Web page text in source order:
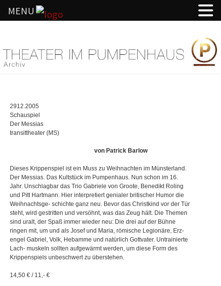
Inhalt
2912.2005
Schauspiel
Der Messias
transittheater (MS)
von Patrick Barlow
Dieses Krippenspiel ist ein Muss zu Weihnachten im Münsterland.
Der Messias. Das Kultstück im Pumpenhaus. Nun schon im 16.
Jahr. Unschlagbar das Trio Gabriele von Groote, Benedikt Roling
und Pitt Hartmann. Hier interpretiert genialer britischer Humor die
Weihnachtsge- schichte ganz neu. Bevor das Christkind vor der Tür
steht, wird gestritten und versöhnt, was das Zeug hält. Die Themen
sind uralt, der Spaß immer wieder neu: Die drei auf der Bühne
ringen mit, um und als Josef und Maria, römische Legionäre, Erz-
engel Gabriel, Volk, Hebamme und natürlich Gottvater. Untrainierte
Lach- muskeln sollten aufgewärmt werden, um diese Form des
Krippenspiels unbeschwert zu überstehen.
14,50 € / 11,- €
MENU